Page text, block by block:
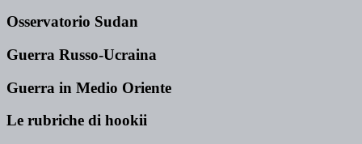
Osservatorio Sudan
Guerra Russo-Ucraina
Guerra in Medio Oriente
Le rubriche di hookii